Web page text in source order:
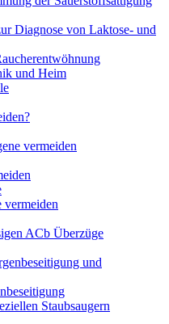
Diagnose von Laktose- und
und Heim
vermeiden
ACb Überzüge
und
Staubsaugern